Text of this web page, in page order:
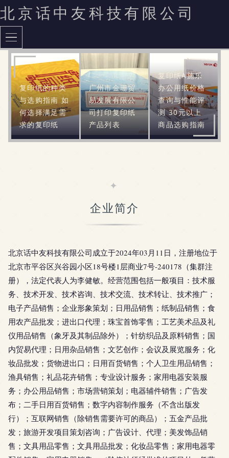
北京话中友科技有限公司
复印纸的种类
与选购指南 如
何选择满足需
求的复印纸
广州市金珊贸
易发展有限公
司打印复印纸
产品列表
复印纸A施乐
办公用纸价格
查询与性能评
测 30元以上
商品选购指南
企业简介
北京话中友科技有限公司成立于2024年03月11日，注册地位于
北京市平谷区兴谷园小区18号楼1层商业7号-240178（集群注
册），法定代表人为李健敏。经营范围包括一般项目：技术服
务、技术开发、技术咨询、技术交流、技术转让、技术推广；
电子产品销售；企业形象策划；日用品销售；纸制品销售；食
用农产品批发；进出口代理；珠宝首饰零售；工艺美术品及礼
仪用品销售（象牙及其制品除外）；针纺织品及原料销售；国
内贸易代理；日用杂品销售；文艺创作；会议及展览服务；化
妆品批发；货物进出口；日用百货销售；个人卫生用品销售；
渔具销售；礼品花卉销售；专业设计服务；家用电器安装服
务；办公用品销售；市场营销策划；电器辅件销售；广告发
布；二手日用百货销售；数字内容制作服务（不含出版发
行）；互联网销售（除销售需要许可的商品）；五金产品批
发；旅游开发项目策划咨询；广告设计、代理；美发饰品销
售；文具用品零售；文具用品批发；化妆品零售；家用电器零